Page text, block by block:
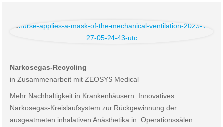
Narkosegas-Recycling
in Zusammenarbeit mit ZEOSYS Medical
Mehr Nachhaltigkeit in Krankenhäusern. Innovatives
Narkosegas-Kreislaufsystem zur Rückgewinnung der
ausgeatmeten inhalativen Anästhetika in Operationssälen.